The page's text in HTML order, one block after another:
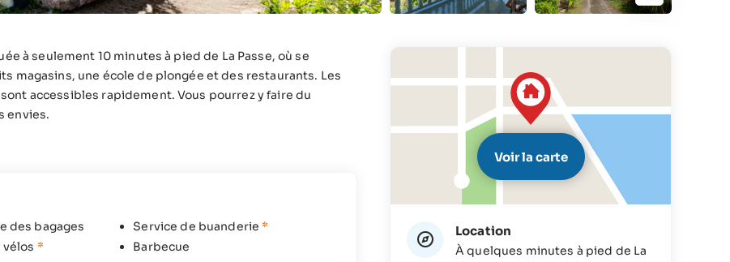
à seulement 10 minutes à pied de La Passe, où se
magasins, une école de plongée et des restaurants. Les
accessibles rapidement. Vous pourrez y faire du
envies.
Voir la carte
Location
À quelques minutes à pied de La
des bagages Service de buanderie*
vélos * Barbecue